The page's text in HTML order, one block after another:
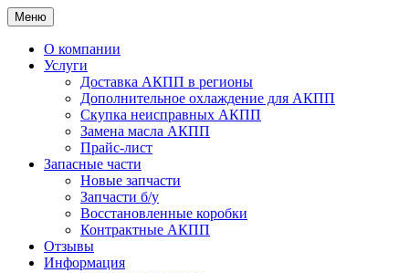
Меню
О компании
Услуги
Доставка АКПП в регионы
Дополнительное охлаждение для АКПП
Скупка неисправных АКПП
Замена масла АКПП
Прайс-лист
Запасные части
Новые запчасти
Запчасти б/у
Восстановленные коробки
Контрактные АКПП
Отзывы
Информация